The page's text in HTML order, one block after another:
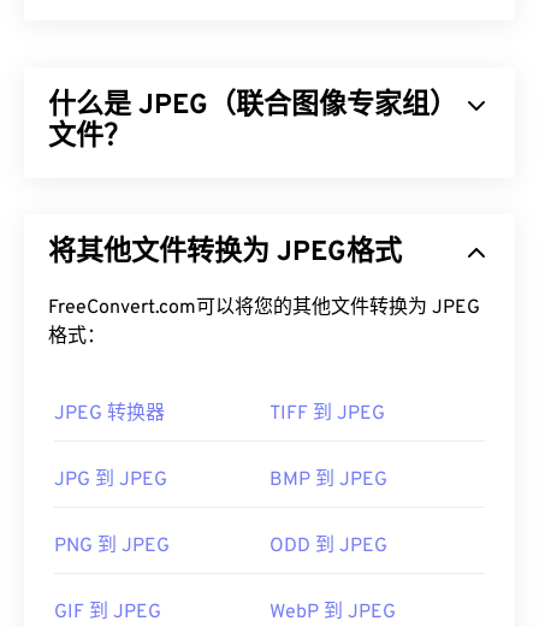
什么是 JPEG（联合图像专家组）
文件？
广泛应用的原因。因此，JPEG 文件相对较小，非常
们的JPEG 压缩工具将文件大小减少高达 80%！
如果您需要更好的压缩效果，您可以将
几乎所有图像查看器程序和应用程序都能识别并打开
图像查看器、图像编辑器或网页浏览器中打开它。要
择“打开方式”。
将其他文件转换为 JPEG格式
FreeConvert.com可以将您的其他文件转换为 JPEG
格式：
JPEG 转换器 TIFF 到 JPEG
JPG 到 JPEG BMP 到 JPEG
PNG 到 JPEG ODD 到 JPEG
GIF 到 JPEG WebP 到 JPEG